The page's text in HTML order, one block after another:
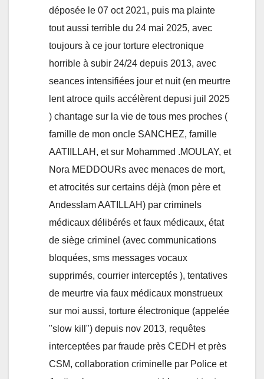
déposée le 07 oct 2021, puis ma plainte
tout aussi terrible du 24 mai 2025, avec
toujours à ce jour torture electronique
horrible à subir 24/24 depuis 2013, avec
seances intensifiées jour et nuit (en meurtre
lent atroce quils accélèrent depusi juil 2025
) chantage sur la vie de tous mes proches (
famille de mon oncle SANCHEZ, famille
AATIILLAH, et sur Mohammed .MOULAY, et
Nora MEDDOURs avec menaces de mort,
et atrocités sur certains déjà (mon père et
Andesslam AATILLAH) par criminels
médicaux délibérés et faux médicaux, état
de siège criminel (avec communications
bloquées, sms messages vocaux
supprimés, courrier interceptés ), tentatives
de meurtre via faux médicaux monstrueux
sur moi aussi, torture électronique (appelée
"slow kill") depuis nov 2013, requêtes
interceptées par fraude près CEDH et près
CSM, collaboration criminelle par Police et